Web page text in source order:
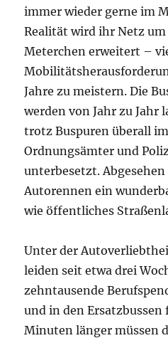
immer wieder gerne im
Realität wird ihr Netz
Meterchen erweitert –
Jahre zu meistern. Die
werden von Jahr zu Jahr
trotz Buspuren überall
Ordnungsämter und
unterbesetzt. Abgesehen
Autorennen ein
wie öffentliches
Unter der
leiden seit etwa drei
zehntausende
und in den Ersatzbussen
Minuten länger müssen